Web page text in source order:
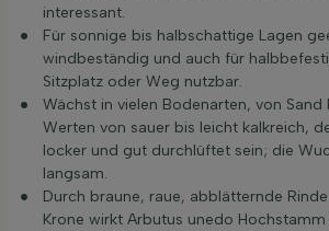
interessant.
Für sonnige bis halbschattige Lagen
windbeständig und auch für
Sitzplatz oder Weg nutzbar.
Wächst in vielen Bodenarten, von
Werten von sauer bis leicht kalkreich,
locker und gut durchlüftet sein; die
langsam.
Durch braune, raue, abblätternde
Krone wirkt Arbutus unedo